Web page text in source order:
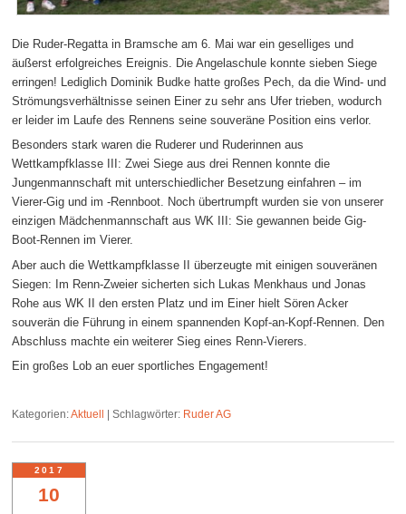
Die Ruder-Regatta in Bramsche am 6. Mai war ein geselliges und
äußerst erfolgreiches Ereignis. Die Angelaschule konnte sieben Siege
erringen! Lediglich Dominik Budke hatte großes Pech, da die Wind- und
Strömungsverhältnisse seinen Einer zu sehr ans Ufer trieben, wodurch
er leider im Laufe des Rennens seine souveräne Position eins verlor.
Besonders stark waren die Ruderer und Ruderinnen aus
Wettkampfklasse III: Zwei Siege aus drei Rennen konnte die
Jungenmannschaft mit unterschiedlicher Besetzung einfahren – im
Vierer-Gig und im -Rennboot. Noch übertrumpft wurden sie von unserer
einzigen Mädchenmannschaft aus WK III: Sie gewannen beide Gig-
Boot-Rennen im Vierer.
Aber auch die Wettkampfklasse II überzeugte mit einigen souveränen
Siegen: Im Renn-Zweier sicherten sich Lukas Menkhaus und Jonas
Rohe aus WK II den ersten Platz und im Einer hielt Sören Acker
souverän die Führung in einem spannenden Kopf-an-Kopf-Rennen. Den
Abschluss machte ein weiterer Sieg eines Renn-Vierers.
Ein großes Lob an euer sportliches Engagement!
Kategorien:Aktuell |Schlagwörter: Ruder AG
10
2017